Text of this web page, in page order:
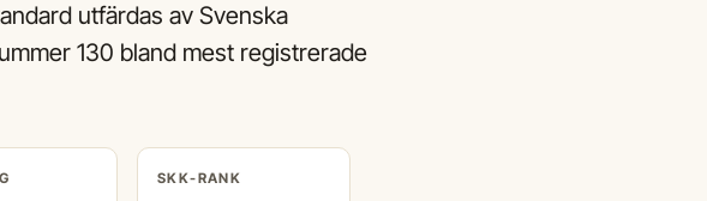
utfärdas av Svenska
130 bland mest registrerade
SKK-RANK